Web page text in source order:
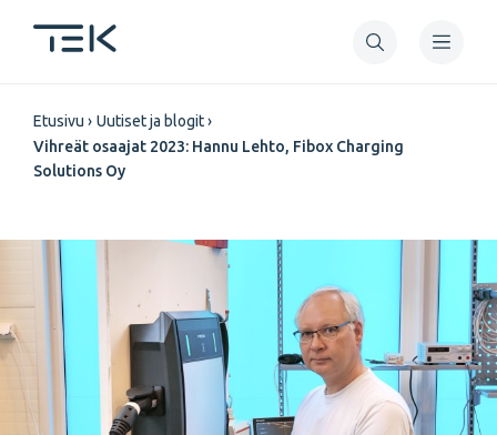
pääsisältöön
Murupolku
Etusivu
Uutiset ja blogit
Vihreät osaajat 2023: Hannu Lehto, Fibox Charging
Solutions Oy